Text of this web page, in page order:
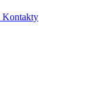
Kontakty